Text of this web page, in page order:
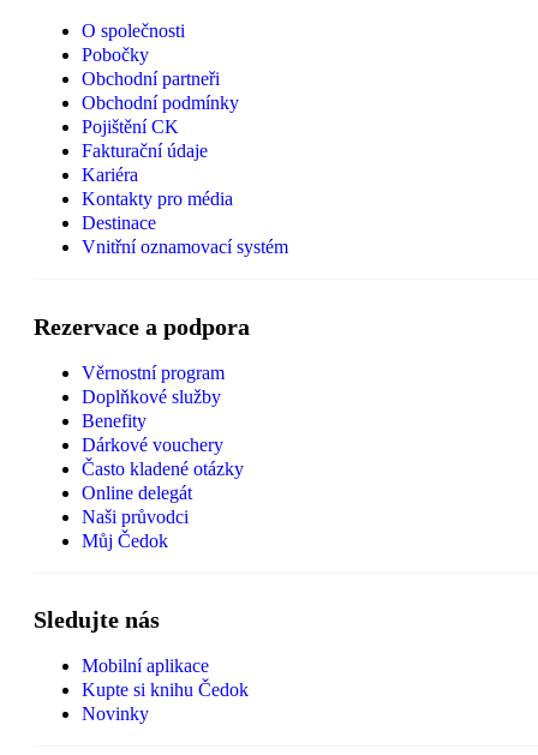
O společnosti
Pobočky
Obchodní partneři
Obchodní podmínky
Pojištění CK
Fakturační údaje
Kariéra
Kontakty pro média
Destinace
Vnitřní oznamovací systém
Rezervace a podpora
Věrnostní program
Doplňkové služby
Benefity
Dárkové vouchery
Často kladené otázky
Online delegát
Naši průvodci
Můj Čedok
Sledujte nás
Mobilní aplikace
Kupte si knihu Čedok
Novinky